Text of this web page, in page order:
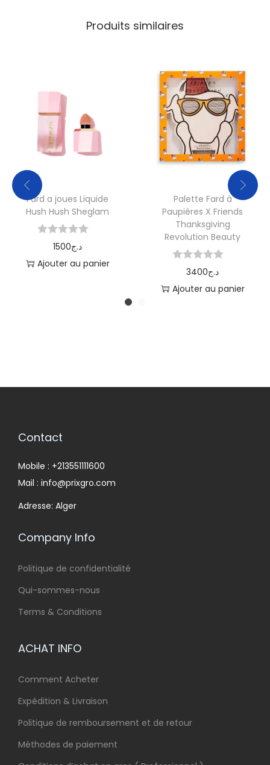
Produits similaires
Fard a joues Liquide
Hush Hush Sheglam
1500د.ج
Ajouter au panier
Palette Fard à
Paupières X Friends
Thanksgiving
Revolution Beauty
3400د.ج
Ajouter au panier
Contact
Mobile : +213551111600
Mail : info@prixgro.com
Adresse: Alger
Company Info
Politique de confidentialité
Qui-sommes-nous
Terms & Conditions
ACHAT INFO
Comment Acheter
Expédition & Livraison
Politique de remboursement et de retour
Méthodes de paiement